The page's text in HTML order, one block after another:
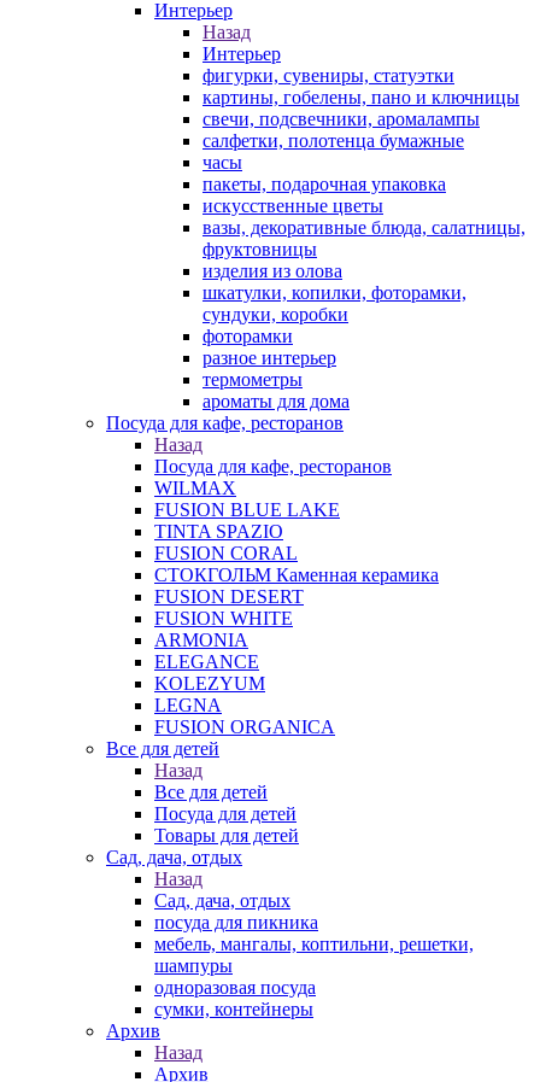
Интерьер
Назад
Интерьер
фигурки, сувениры, статуэтки
картины, гобелены, пано и ключницы
свечи, подсвечники, аромалампы
салфетки, полотенца бумажные
часы
пакеты, подарочная упаковка
искусственные цветы
вазы, декоративные блюда, салатницы,
фруктовницы
изделия из олова
шкатулки, копилки, фоторамки,
сундуки, коробки
фоторамки
разное интерьер
термометры
ароматы для дома
Посуда для кафе, ресторанов
Назад
Посуда для кафе, ресторанов
WILMAX
FUSION BLUE LAKE
TINTA SPAZIO
FUSION CORAL
СТОКГОЛЬМ Каменная керамика
FUSION DESERT
FUSION WHITE
ARMONIA
ELEGANCE
KOLEZYUM
LEGNA
FUSION ORGANICA
Все для детей
Назад
Все для детей
Посуда для детей
Товары для детей
Сад, дача, отдых
Назад
Сад, дача, отдых
посуда для пикника
мебель, мангалы, коптильни, решетки,
шампуры
одноразовая посуда
сумки, контейнеры
Архив
Назад
Архив